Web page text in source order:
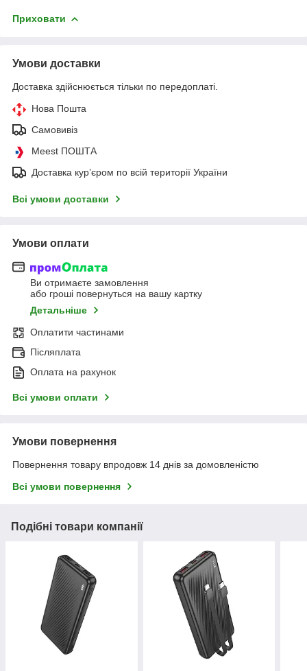
Приховати
Умови доставки
Доставка здійснюється тільки по передоплаті.
Нова Пошта
Самовивіз
Meest ПОШТА
Доставка кур’єром по всій території України
Всі умови доставки
Умови оплати
Ви отримаєте замовлення
або гроші повернуться на вашу картку
Детальніше
Оплатити частинами
Післяплата
Оплата на рахунок
Всі умови оплати
Умови повернення
Повернення товару впродовж 14 днів за домовленістю
Всі умови повернення
Подібні товари компанії